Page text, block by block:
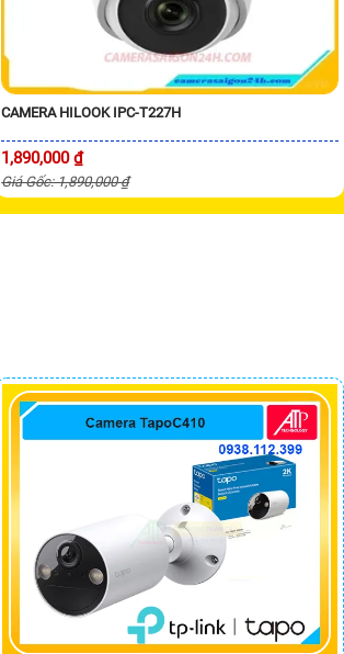
CAMERA HILOOK IPC-T227H
1,890,000 ₫
Giá Gốc: 1,890,000 ₫